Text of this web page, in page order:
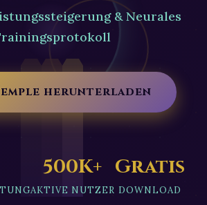
& Neurales
herunterladen
500K+
AKTIVE NUTZER
Gratis
DOWNLOAD